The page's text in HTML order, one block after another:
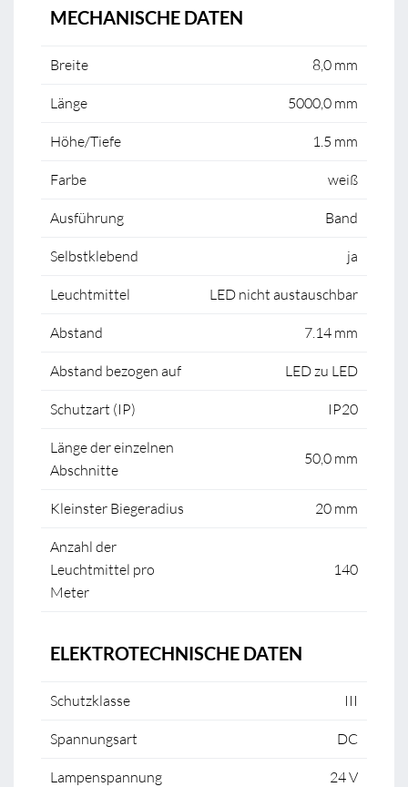
MECHANISCHE DATEN
Breite 8,0 mm
Länge 5000,0 mm
Höhe/Tiefe 1.5 mm
Farbe weiß
Ausführung Band
Selbstklebend ja
Leuchtmittel LED nicht austauschbar
Abstand 7.14 mm
Abstand bezogen auf LED zu LED
Schutzart (IP) IP20
Länge der einzelnen
Abschnitte
50,0 mm
Kleinster Biegeradius 20 mm
Anzahl der
Leuchtmittel pro
Meter
140
ELEKTROTECHNISCHE DATEN
Schutzklasse III
Spannungsart DC
Lampenspannung 24 V